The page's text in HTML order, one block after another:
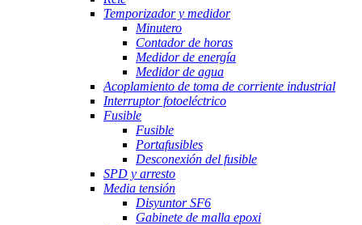
Temporizador y medidor
Minutero
Contador de horas
Medidor de energía
Medidor de agua
Acoplamiento de toma de corriente industrial
Interruptor fotoeléctrico
Fusible
Fusible
Portafusibles
Desconexión del fusible
SPD y arresto
Media tensión
Disyuntor SF6
Gabinete de malla epoxi